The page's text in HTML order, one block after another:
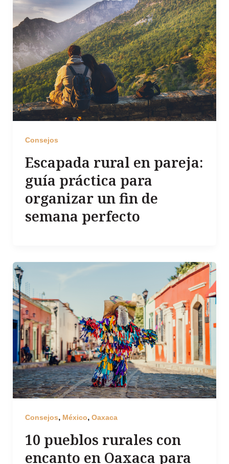
Consejos
Escapada rural en pareja:
guía práctica para
organizar un fin de
semana perfecto
Consejos, México, Oaxaca
10 pueblos rurales con
encanto en Oaxaca para